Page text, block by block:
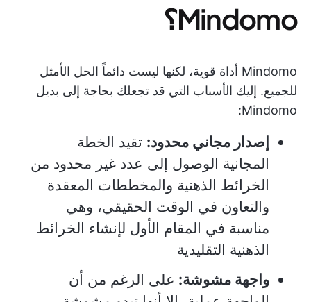
Mindomo؟
Mindomo أداة قوية، لكنها ليست دائماً الحل الأمثل
للجميع. إليك الأسباب التي قد تجعلك بحاجة إلى بديل
Mindomo:
إصدار مجاني محدود: تقيد الخطة
المجانية الوصول إلى عدد غير محدود من
الخرائط الذهنية والمخططات المعقدة
والتعاون في الوقت الحقيقي، وهي
مناسبة في المقام الأول لإنشاء الخرائط
الذهنية التقليدية
واجهة مشوشة: على الرغم من أن